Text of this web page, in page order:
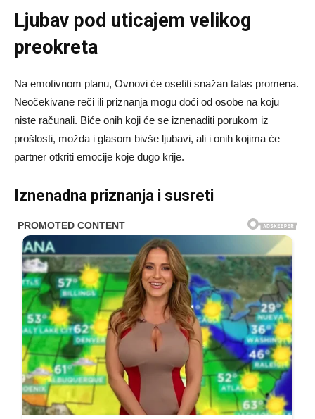
Ljubav pod uticajem velikog
preokreta
Na emotivnom planu, Ovnovi će osetiti snažan talas promena.
Neočekivane reči ili priznanja mogu doći od osobe na koju
niste računali. Biće onih koji će se iznenaditi porukom iz
prošlosti, možda i glasom bivše ljubavi, ali i onih kojima će
partner otkriti emocije koje dugo krije.
Iznenadna priznanja i susreti